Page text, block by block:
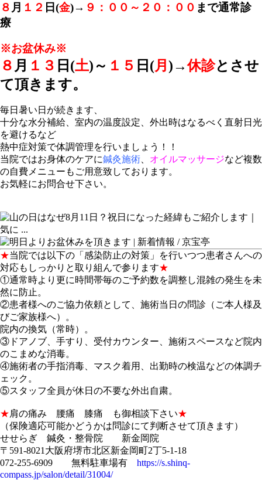
８ 月 １２ 日(金)→ ９：００～２０：００ まで通常診
療
※お盆休み※
８ 月 １３ 日(土)～ １５ 日(月 )→休診とさせ
て頂きます。
毎日暑い日が続きます、
十分な水分補給、室内の温度設定、外出時はなるべく直射日光
を避けるなど
熱中症対策で体調管理を行いましょう！！
当院ではお身体のケアに鍼灸施術 オイルマッサージなど複数
の自費メニューもご用意致しております。
お気軽にお問合せ下さい。
★当院では以下の「感染防止の対策」を行いつつ患者さんへの
対応もしっかりと取り組んで参ります★
①通常時より更に時間帯毎のご予約数を調整し混雑の発生を未
然に防止。
②患者様へのご協力依頼として、施術当日の問診（ご本人様及
びご家族様へ）。
院内の換気（常時）。
③ドアノブ、手すり、受付カウンター、施術スペースなど院内
のこまめな消毒。
④施術者の手指消毒、マスク着用、出勤時の検温などの体調チ
ェック。
⑤スタッフ全員が休日の不要な外出自粛。
★肩の痛み 腰痛 膝痛 も御相談下さい★
（保険適応可能かどうかは問診にて判断させて頂きます）
せせらぎ 鍼灸・整骨院 新金岡院
〒591-8021大阪府堺市北区新金岡町2丁5-1-18
072-255-6909 無料駐車場有 https://s.shinq-
compass.jp/salon/detail/31004/